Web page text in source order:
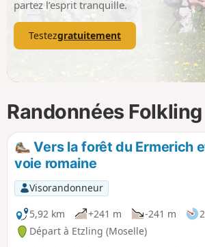
partez l’esprit tranquille.
Testezgratuitement
Randonnées Folkling
Vers la forêt du Ermerich
voie romaine
Visorandonneur
5,92 km
+241 m -241 m
Départ à Etzling (Moselle)